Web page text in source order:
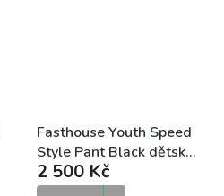
Fasthouse Youth Speed
Style Pant Black dětské
MX kalhoty
2 500 Kč